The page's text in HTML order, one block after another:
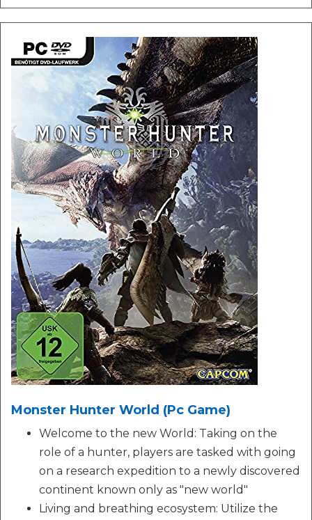
Monster Hunter World (Pc Game)
Welcome to the new World: Taking on the
role of a hunter, players are tasked with going
on a research expedition to a newly discovered
continent known only as "new world"
Living and breathing ecosystem: Utilize the